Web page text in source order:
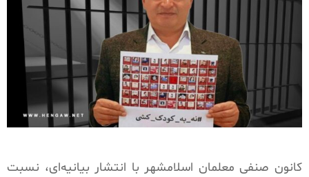
کانون صنفی معلمان اسلامشهر با انتشار بیانیه‌ای، نسبت